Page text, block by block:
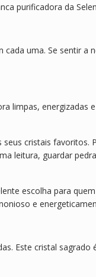
purificadora da
uma. Se sentir a
limpas, energizadas
cristais favoritos.
leitura, guardar
escolha para
e
Este cristal